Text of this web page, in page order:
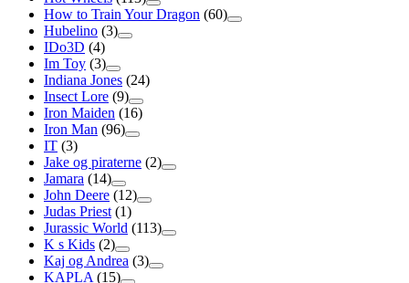
How to Train Your Dragon (60)
Hubelino (3)
IDo3D (4)
Im Toy (3)
Indiana Jones (24)
Insect Lore (9)
Iron Maiden (16)
Iron Man (96)
IT (3)
Jake og piraterne (2)
Jamara (14)
John Deere (12)
Judas Priest (1)
Jurassic World (113)
K s Kids (2)
Kaj og Andrea (3)
KAPLA (15)